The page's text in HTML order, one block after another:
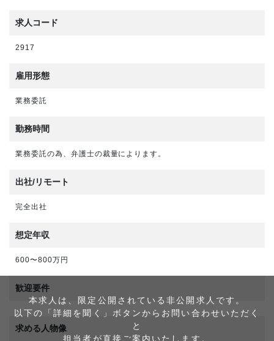
求人コード
2917
雇用形態
業務委託
勤務時間
業務委託の為、弁護士の裁量によります。
出社/リモート
完全出社
想定年収
600〜800万円
本求人は、限定公開されている非公開求人です。
以下の「詳細を聞く」ボタンからお問い合わせいただく
と
担当者が直接ご案内いたします。
歓迎要件
求める人物像